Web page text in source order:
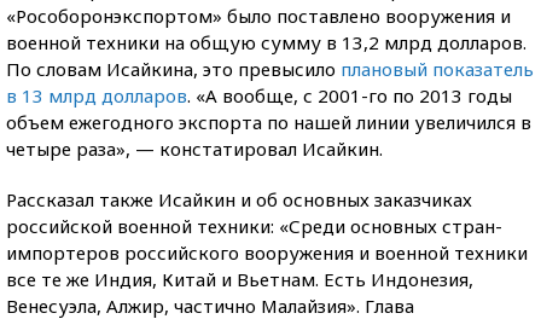
«Рособоронэкспортом» было поставлено вооружения и
военной техники на общую сумму в 13,2 млрд долларов.
По словам Исайкина, это превысило плановый показатель
в 13 млрд долларов. «А вообще, с 2001-го по 2013 годы
объем ежегодного экспорта по нашей линии увеличился в
четыре раза», — констатировал Исайкин.
Рассказал также Исайкин и об основных заказчиках
российской военной техники: «Среди основных стран-
импортеров российского вооружения и военной техники
все те же Индия, Китай и Вьетнам. Есть Индонезия,
Венесуэла, Алжир, частично Малайзия». Глава